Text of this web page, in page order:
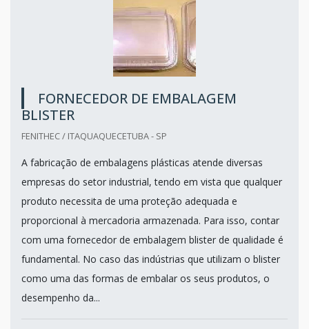
FORNECEDOR DE EMBALAGEM
BLISTER
FENITHEC / ITAQUAQUECETUBA - SP
A fabricação de embalagens plásticas atende diversas
empresas do setor industrial, tendo em vista que qualquer
produto necessita de uma proteção adequada e
proporcional à mercadoria armazenada. Para isso, contar
com uma fornecedor de embalagem blister de qualidade é
fundamental. No caso das indústrias que utilizam o blister
como uma das formas de embalar os seus produtos, o
desempenho da...